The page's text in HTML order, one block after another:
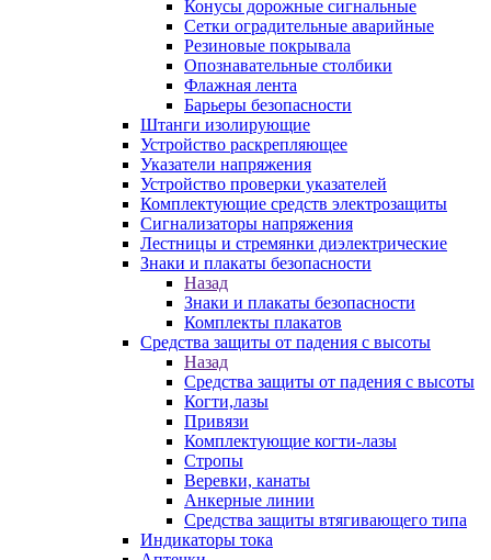
Конусы дорожные сигнальные
Сетки оградительные аварийные
Резиновые покрывала
Опознавательные столбики
Флажная лента
Барьеры безопасности
Штанги изолирующие
Устройство раскрепляющее
Указатели напряжения
Устройство проверки указателей
Комплектующие средств электрозащиты
Сигнализаторы напряжения
Лестницы и стремянки диэлектрические
Знаки и плакаты безопасности
Назад
Знаки и плакаты безопасности
Комплекты плакатов
Средства защиты от падения с высоты
Назад
Средства защиты от падения с высоты
Когти,лазы
Привязи
Комплектующие когти-лазы
Стропы
Веревки, канаты
Анкерные линии
Средства защиты втягивающего типа
Индикаторы тока